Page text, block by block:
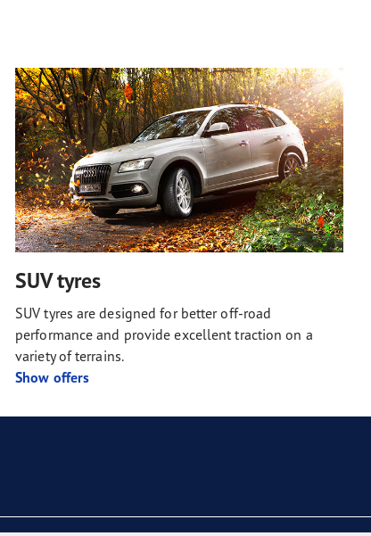
SUV tyres
SUV tyres are designed for better off-road
performance and provide excellent traction on a
variety of terrains.
Show offers